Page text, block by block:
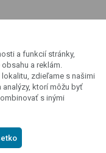
a funkcií stránky,
a reklám.
zdieľame s našimi
ktorí môžu byť
s inými